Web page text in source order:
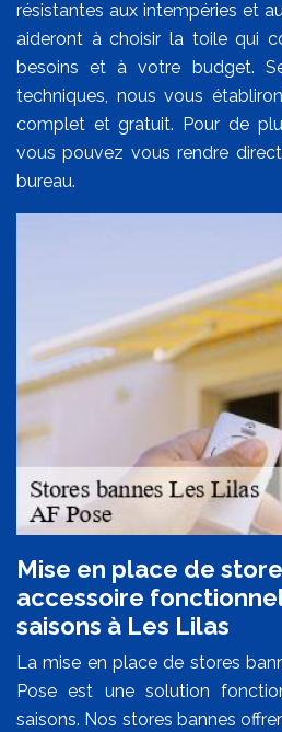
résistantes aux intempéries et
aideront à choisir la toile qui
besoins et à votre budget.
techniques, nous vous
complet et gratuit. Pour de
vous pouvez vous rendre
bureau.
Mise en place de
accessoire
saisons à Les Lilas
La mise en place de stores
Pose est une solution
saisons. Nos stores bannes